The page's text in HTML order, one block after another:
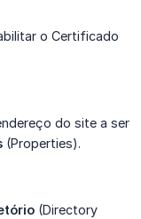
o Certificado
do site a ser
(Properties).
(Directory